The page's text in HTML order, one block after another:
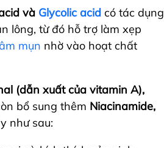
và Glycolic acid có tác dụng
lông, từ đó hỗ trợ làm xẹp
mụn nhờ vào hoạt chất
(dẫn xuất của vitamin A),
bổ sung thêm Niacinamide,
như sau: